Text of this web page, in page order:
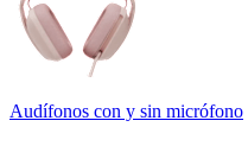
Audífonos con y sin micrófono